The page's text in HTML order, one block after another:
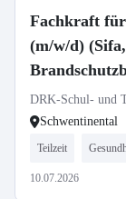
Fachkraft
(m/w/d) (Sifa,
DRK-Schul- und
Schwentinental
Teilzeit
10.07.2026